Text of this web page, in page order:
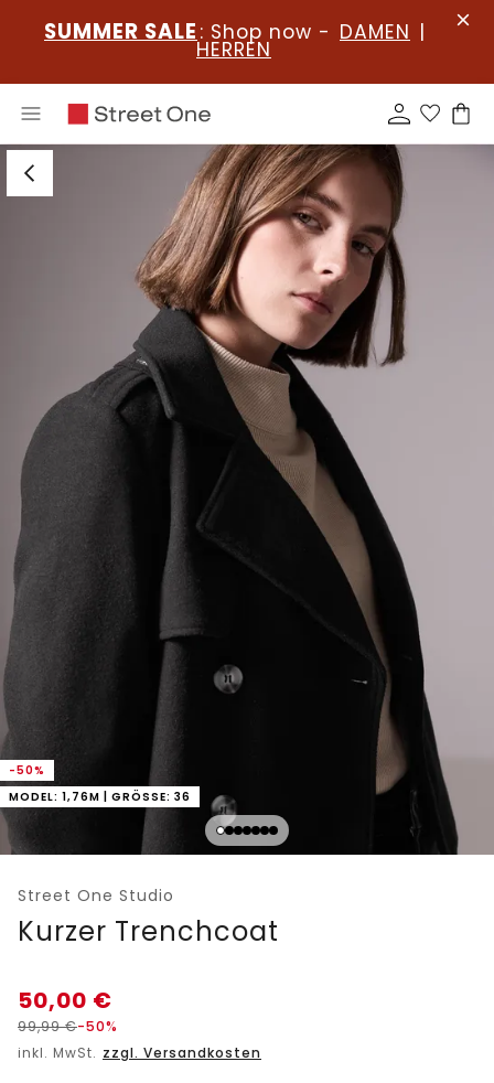
SUMMER SALE : Shop now - DAMEN |
HERREN
-50%
MODEL: 1,76M | GRÖSSE: 36
Street One Studio
Kurzer Trenchcoat
50,00 €
99,99€-50%
inkl. MwSt. zzgl. Versandkosten